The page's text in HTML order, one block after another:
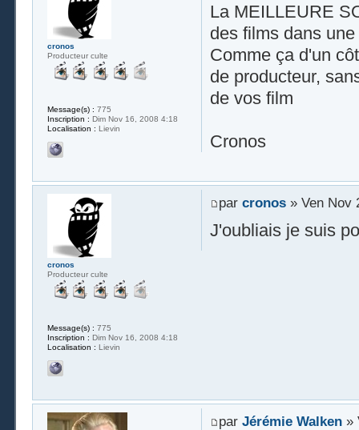
La MEILLEURE
des films dans
Comme ça d'un
de producteur,
de vos film
Cronos
cronos
Producteur culte
Message(s) : 775
Inscription : Dim Nov 16, 2008 4:18
Localisation : Lievin
par cronos» Ven Nov
J'oubliais je suis
cronos
Producteur culte
Message(s) : 775
Inscription : Dim Nov 16, 2008 4:18
Localisation : Lievin
par Jérémie Walken»